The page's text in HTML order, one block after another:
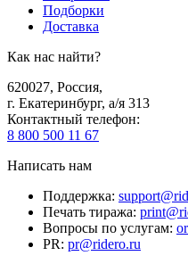
Подборки
Доставка
Как нас найти?
620027, Россия,
г. Екатеринбург, а/я 313
Контактный телефон:
8 800 500 11 67
Написать нам
Поддержка:
Печать тиража:
Вопросы по услугам:
PR: pr@ridero.ru